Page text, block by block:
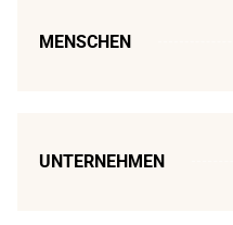
MENSCHEN
UNTERNEHMEN